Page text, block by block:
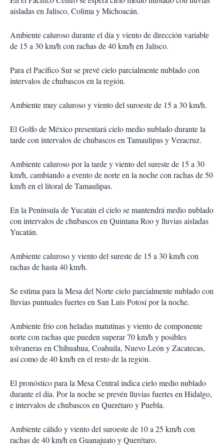
aisladas en Jalisco, Colima y Michoacán.
Ambiente caluroso durante el día y viento de dirección variable
de 15 a 30 km/h con rachas de 40 km/h en Jalisco.
Para el Pacífico Sur se prevé cielo parcialmente nublado con
intervalos de chubascos en la región.
Ambiente muy caluroso y viento del suroeste de 15 a 30 km/h.
El Golfo de México presentará cielo medio nublado durante la
tarde con intervalos de chubascos en Tamaulipas y Veracruz.
Ambiente caluroso por la tarde y viento del sureste de 15 a 30
km/h, cambiando a evento de norte en la noche con rachas de 50
km/h en el litoral de Tamaulipas.
En la Península de Yucatán el cielo se mantendrá medio nublado
con intervalos de chubascos en Quintana Roo y lluvias aisladas
Yucatán.
Ambiente caluroso y viento del sureste de 15 a 30 km/h con
rachas de hasta 40 km/h.
Se estima para la Mesa del Norte cielo parcialmente nublado con
lluvias puntuales fuertes en San Luis Potosí por la noche.
Ambiente frío con heladas matutinas y viento de componente
norte con rachas que pueden superar 70 km/h y posibles
tolvaneras en Chihuahua, Coahuila, Nuevo León y Zacatecas,
así como de 40 km/h en el resto de la región.
El pronóstico para la Mesa Central indica cielo medio nublado
durante el día. Por la noche se prevén lluvias fuertes en Hidalgo,
e intervalos de chubascos en Querétaro y Puebla.
Ambiente cálido y viento del suroeste de 10 a 25 km/h con
rachas de 40 km/h en Guanajuato y Querétaro.